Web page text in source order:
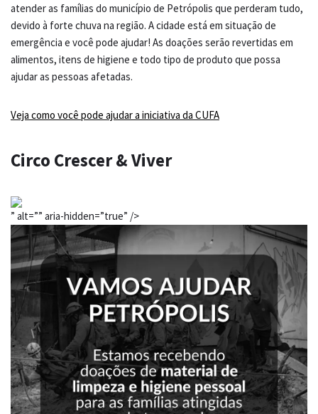
atender as famílias do município de Petrópolis que perderam tudo,
devido à forte chuva na região. A cidade está em situação de
emergência e você pode ajudar! As doações serão revertidas em
alimentos, itens de higiene e todo tipo de produto que possa
ajudar as pessoas afetadas.
Veja como você pode ajudar a iniciativa da CUFA
Circo Crescer & Viver
” alt=”” aria-hidden=”true” />